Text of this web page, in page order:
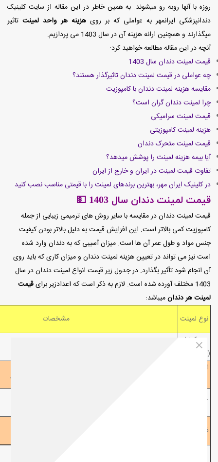
روزه با آنها روبه رو میشوند. به همین خاطردر این مقاله از سایت کلینیک
دندانپزشکی ایرانمهر به عواملی که بر روی هزینه هر واحد لمینت تاثیر
میگذارند و همچنین ارائه هزینه آن در سال 1403 می پردازیم.
آنچه در این مقاله مطالعه خواهید کرد:
قیمت لمینت دندان سال 140 3
چه عواملی در قیمت لمینت دندان تاثیرگذار هستند؟
مقایسه هزینه لمینت دندان با کامپوزیت
چرا لمینت دندان گران است؟
قیمت لمینت سرامیکی
هزینه لمینت کامپوزیتی
قیمت لمینت متحرک دندان
آیا بیمه هزینه لمینت را پوشش میدهد؟
تفاوت قیمت لمینت در ایران و خارج از ایران
در کلینیک ایران مهر، بهترین برندهای لمینت را با قیمتی مناسب نصب کنید
قیمت لمینت دندان سال 1403 💵
قیمت لمینت دندان در مقایسه با سایر روش های ترمیمی زیبایی از جمله
کامپوزیت کمی بالاتر است. این افزایش قیمت به دلیل بالاتر بودن کیفیت
جنس مواد و طول عمر آن ها است. میزان آسیبی که به دندان وارد شده
است نیز می تواند در تعیین هزینه لمینت دندان و میزان کاری که باید روی
آن انجام شود تأثیر بگذارد. در جدول زیر قیمت انواع لمینت دنداندر سال
1403 مختلف آورده شده است. لازم به ذکر است که اعدادزیر برای
قیمت
لمینت هر دندانمیباشد:
نوع لمینت
مشخصات
زیرکونیا
(Zirconia)
ایمکس آی
زیبایی و شفافیت بالا استحکام کمتر
کانتکت لنز
فلدسپاتیک